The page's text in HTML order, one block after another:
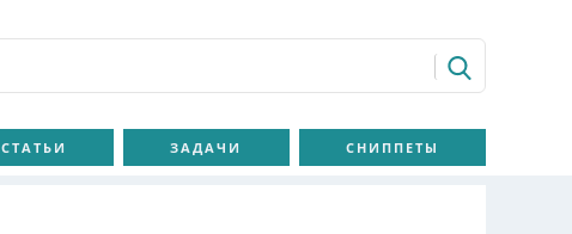
СТАТЬИ ЗАДАЧИ СНИППЕТЫ